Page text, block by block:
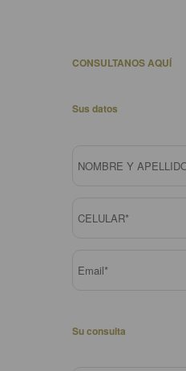
CONSULTANOS AQUÍ
Sus datos
Su consulta